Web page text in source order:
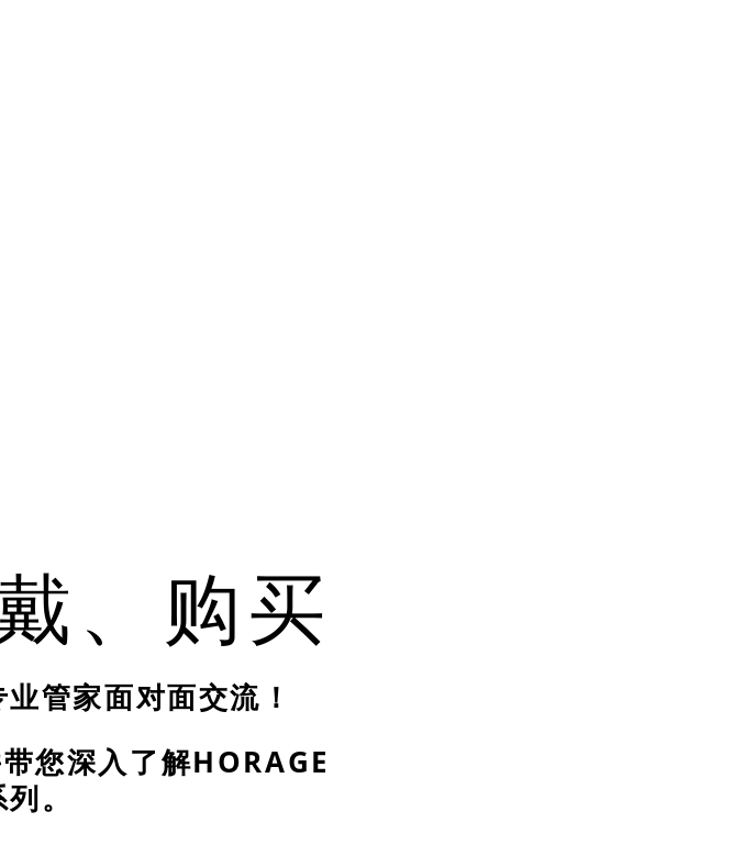
、购买
管家面对面交流！
您深入了解HORAGE
。